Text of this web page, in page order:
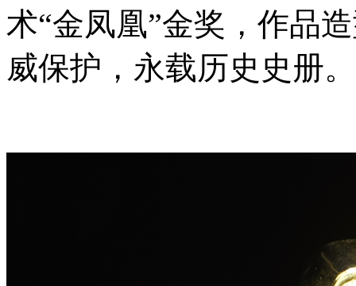
术“金凤凰”金奖，作品
威保护，永载历史史册。